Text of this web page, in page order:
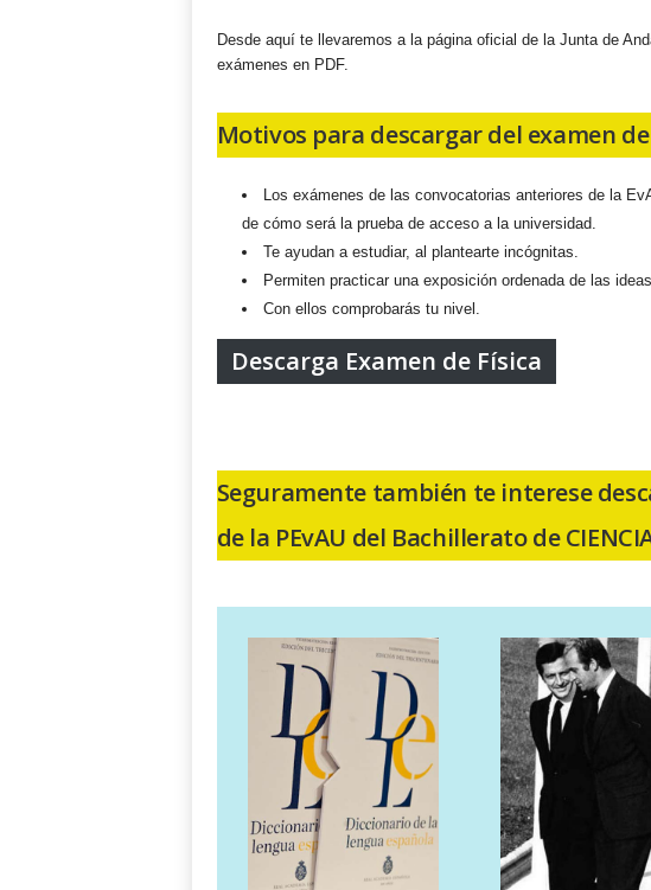
Desde aquí te llevaremos a la página oficial de la Junta de
exámenes en PDF.
Motivos para descargar del examen
Los exámenes de las convocatorias anteriores de la
de cómo será la prueba de acceso a la universidad.
Te ayudan a estudiar, al plantearte incógnitas.
Permiten practicar una exposición ordenada de las
Con ellos comprobarás tu nivel.
Descarga Examen de Física
Seguramente también te interese
de la PEvAU del Bachillerato de